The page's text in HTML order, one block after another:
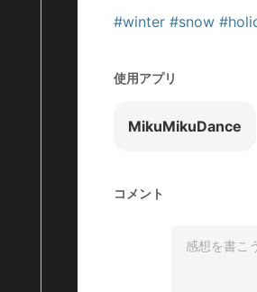
#winter #snow
使用アプリ
MikuMikuDance
コメント